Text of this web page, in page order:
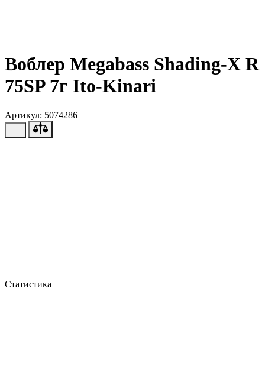
Воблер Megabass Shading-X R
75SP 7г Ito-Kinari
Артикул: 5074286
Статистика